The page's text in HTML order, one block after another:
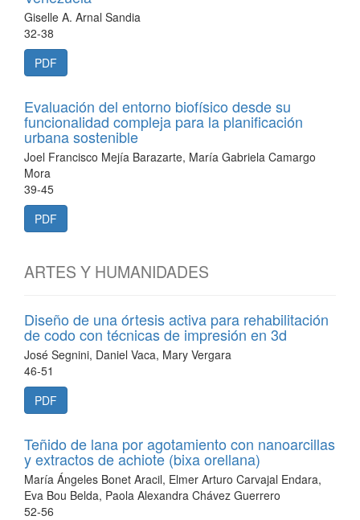
Giselle A. Arnal Sandia
32-38
PDF
Evaluación del entorno biofísico desde su
funcionalidad compleja para la planificación
urbana sostenible
Joel Francisco Mejía Barazarte, María Gabriela Camargo
Mora
39-45
PDF
ARTES Y HUMANIDADES
Diseño de una órtesis activa para rehabilitación
de codo con técnicas de impresión en 3d
José Segnini, Daniel Vaca, Mary Vergara
46-51
PDF
Teñido de lana por agotamiento con nanoarcillas
y extractos de achiote (bixa orellana)
María Ángeles Bonet Aracil, Elmer Arturo Carvajal Endara,
Eva Bou Belda, Paola Alexandra Chávez Guerrero
52-56